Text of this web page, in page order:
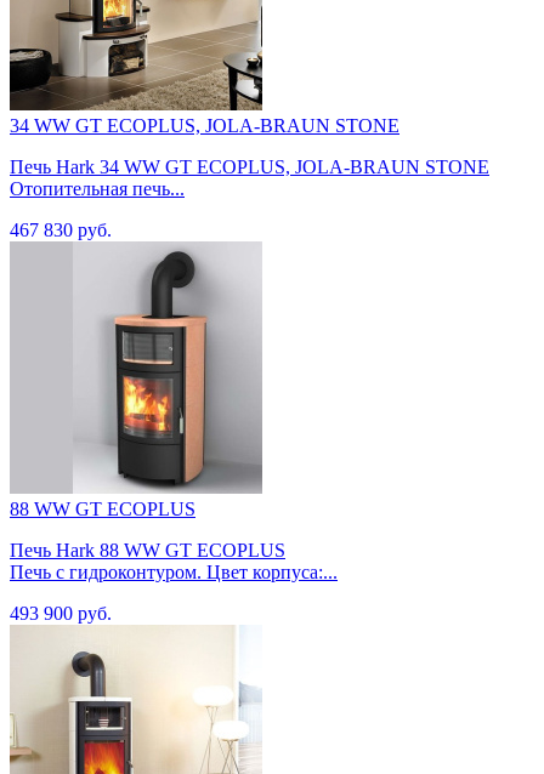
34 WW GT ECOPLUS, JOLA-BRAUN STONE
Печь Hark 34 WW GT ECOPLUS, JOLA-BRAUN STONE
Отопительная печь...
467 830 руб.
88 WW GT ECOPLUS
Печь Hark 88 WW GT ECOPLUS
Печь с гидроконтуром. Цвет корпуса:...
493 900 руб.